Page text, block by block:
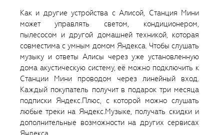
Как и другие устройства с Алисой, Станция Мини
может управлять светом, кондиционером,
пылесосом и другой домашней техникой, которая
совместима с умным домом Яндекса. Чтобы слушать
музыку и ответы Алисы через уже установленную
дома акустическую систему, её можно подключить к
Станции Мини проводом через линейный вход.
Каждый покупатель получит в подарок три месяца
подписки Яндекс.Плюс, с которой можно слушать
любые треки на Яндекс.Музыке, получать скидки и
дополнительные возможности на других сервисах